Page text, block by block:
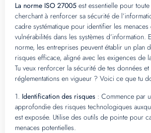
La norme ISO 27005 est essentielle pour
cherchant à renforcer sa sécurité de
cadre systématique pour identifier les menaces
vulnérabilités dans les systèmes d’information.
norme, les entreprises peuvent établir un plan
risques efficace, aligné avec les exigences de
Tu veux renforcer la sécurité de tes données
réglementations en vigueur ? Voici ce que tu
1. Identification des risques : Commence par
approfondie des risques technologiques
est exposée. Utilise des outils de pointe pour
menaces potentielles.